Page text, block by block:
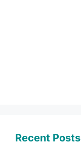
Recent Posts